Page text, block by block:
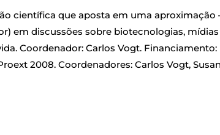
científica que aposta em uma aproximação
em discussões sobre biotecnologias, mídias
Coordenador: Carlos Vogt. Financiamento:
2008. Coordenadores: Carlos Vogt,